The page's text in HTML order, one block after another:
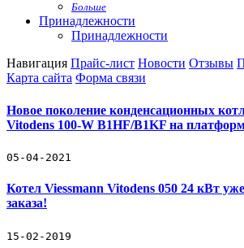
Больше
Принадлежности
Принадлежности
Навигация Прайс-лист Новости Отзывы
Карта сайта Форма связи
Новое поколение конденсационных
Vitodens 100-W B1HF/B1KF на
05-04-2021
Котел Viessmann Vitodens 050 24 кВт
заказа!
15-02-2019